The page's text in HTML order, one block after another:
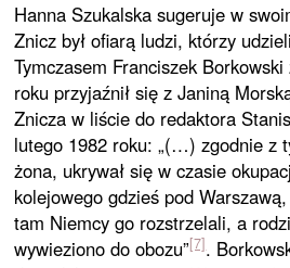
Hanna Szukalska sugeruje w
Znicz był ofiarą ludzi, którzy
Tymczasem Franciszek
roku przyjaźnił się z Janiną
Znicza w liście do redaktora
lutego 1982 roku: „(…) zgodnie z
żona, ukrywał się w czasie
kolejowego gdzieś pod
tam Niemcy go rozstrzelali, a
wywieziono do obozu”[7].